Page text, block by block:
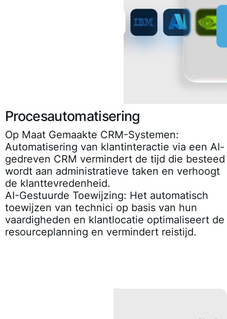
Procesautomatisering
Op Maat Gemaakte CRM-Systemen:
Automatisering van klantinteractie via een AI-
gedreven CRM vermindert de tijd die besteed
wordt aan administratieve taken en verhoogt
de klanttevredenheid.
AI-Gestuurde Toewijzing: Het automatisch
toewijzen van technici op basis van hun
vaardigheden en klantlocatie optimaliseert de
resourceplanning en vermindert reistijd.